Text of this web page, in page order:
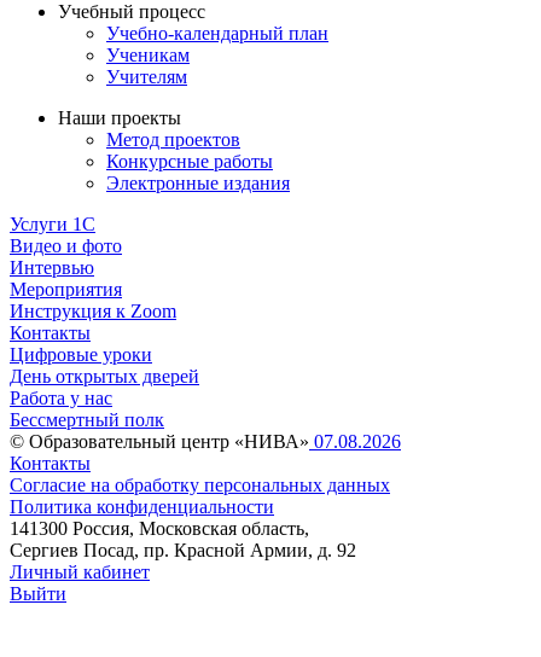
Учебный процесс
Учебно-календарный план
Ученикам
Учителям
Наши проекты
Метод проектов
Конкурсные работы
Электронные издания
Услуги 1C
Видео и фото
Интервью
Мероприятия
Инструкция к Zoom
Контакты
Цифровые уроки
День открытых дверей
Работа у нас
Бессмертный полк
© Образовательный центр «НИВА» 07.08.2026
Контакты
Согласие на обработку персональных данных
Политика конфиденциальности
141300 Россия, Московская область,
Сергиев Посад, пр. Красной Армии, д. 92
Личный кабинет
Выйти